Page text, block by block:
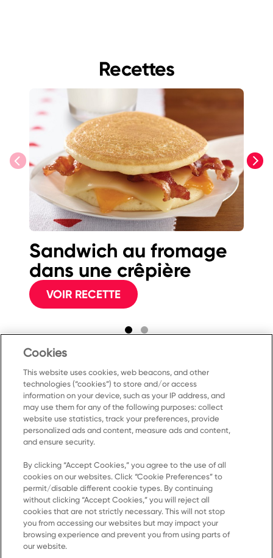
Recettes
previous next
Sandwich au fromage
dans une crêpière
VOIR RECETTE
Accueil
Produits
Recettes
Ressources
Cookies
This website uses cookies, web beacons, and other
technologies (“cookies”) to store and/or access
information on your device, such as your IP address, and
may use them for any of the following purposes: collect
website use statistics, track your preferences, provide
personalized ads and content, measure ads and content,
and ensure security.
By clicking “Accept Cookies,” you agree to the use of all
cookies on our websites. Click “Cookie Preferences” to
permit/disable different cookie types. By continuing
without clicking “Accept Cookies,” you will reject all
cookies that are not strictly necessary. This will not stop
you from accessing our websites but may impact your
browsing experience and prevent you from using parts of
our website.